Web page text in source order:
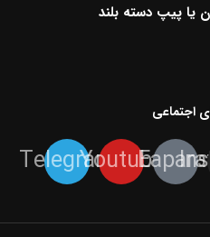
یا پیپ دسته بلند
اجتماعی
Youtube
Telegram